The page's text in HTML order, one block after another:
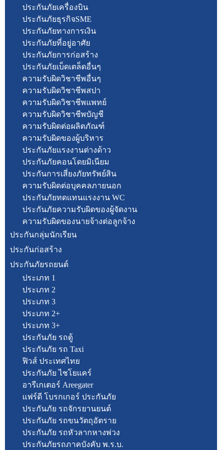
ประกันภัยเครื่องบิน
ประกันภัยธุรกิจSME
ประกันภัยทางการเงิน
ประกันภัยที่อยู่อาศัย
ประกันภัยการก่อสร้าง
ประกันภัยเบ็ดเตล็ดอื่นๆ
ความรับผิดวิชาชีพอื่นๆ
ความรับผิดวิชาชีพสปา
ความรับผิดวิชาชีพแพทย์
ความรับผิดวิชาชีพบัญชี
ความรับผิดต่อผลิตภัณฑ์
ความรับผิดของผู้บริหาร
ประกันภัยแรงงานต่างด้าว
ประกันภัยคอนโดยมิเนียม
ประกันการเสี่ยงภัยทรัพย์สิน
ความรับผิดต่อบุคคลภายนอก
ประกันภัยทดแทนแรงงาน WC
ประกันภัยความรับผิดของผู้จัดงาน
ความรับผิดของนายจ้างต่อลูกจ้าง
ประกันกลุ่มนักเรียน
ประกันก่อสร้าง
ประกันภัยรถยนต์
ประเภท 1
ประเภท 2
ประเภท 3
ประเภท 2+
ประเภท 3+
ประกันภัย รถตู้
ประกันภัย รถ Taxi
ฟิวส์ ประเทศไทย
ประกันภัย ไชโยแคร์
อารีเกเตอร์ Areegater
แฟร์ดี โบรกเกอร์ ประกันภัย
ประกันภัย รถจักรยานยนต์
ประกันภัย รถขนวัตถุอัตราย
ประกันภัย รถหัวลากหางพ่วง
ประกันภัยรถภาคบังคับ พ.ร.บ.